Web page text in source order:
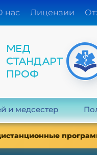
нас Лицензии
и медсестер